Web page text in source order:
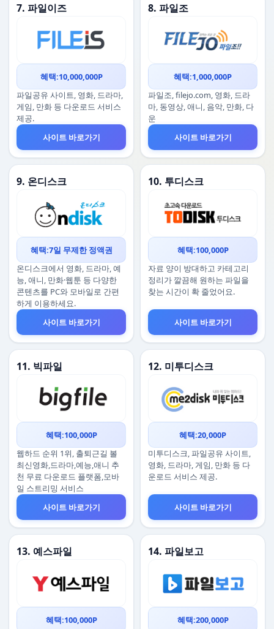
7. 파일이즈
혜택:10,000,000P
파일공유 사이트, 영화, 드라마,
게임, 만화 등 다운로드 서비스
제공.
사이트 바로가기
8. 파일조
혜택:1,000,000P
파일조, filejo.com, 영화, 드라
마, 동영상, 애니, 음악, 만화, 다
운
사이트 바로가기
9. 온디스크
혜택:7일 무제한 정액권
온디스크에서 영화, 드라마, 예
능, 애니, 만화·웹툰 등 다양한
콘텐츠를 PC와 모바일로 간편
하게 이용하세요.
사이트 바로가기
10. 투디스크
혜택:100,000P
자료 양이 방대하고 카테고리
정리가 깔끔해 원하는 파일을
찾는 시간이 확 줄었어요.
사이트 바로가기
11. 빅파일
혜택:100,000P
웹하드 순위 1위, 출퇴근길 볼
최신영화,드라마,예능,애니 추
천 무료 다운로드 플랫폼,모바
일 스트리밍 서비스
사이트 바로가기
12. 미투디스크
혜택:20,000P
미투디스크, 파일공유 사이트,
영화, 드라마, 게임, 만화 등 다
운로드 서비스 제공.
사이트 바로가기
13. 예스파일
혜택:100,000P
14. 파일보고
혜택:200,000P